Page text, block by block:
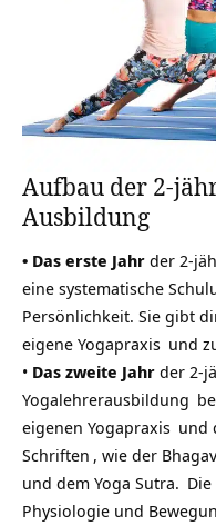
Aufbau der 2-
Ausbildung
• Das erste Jahr der 2-
eine systematische
Persönlichkeit. Sie gibt
eigene Yogapraxis und
• Das zweite Jahr der 2-
Yogalehrerausbildung
eigenen Yogapraxis und
Schriften , wie der
und dem Yoga Sutra.
Physiologie und